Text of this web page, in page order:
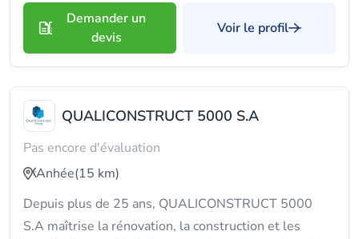
Demander un
devis
Voir le profil
QUALICONSTRUCT 5000 S.A
Pas encore d'évaluation
Anhée(15 km)
Depuis plus de 25 ans, QUALICONSTRUCT 5000
S.A maîtrise la rénovation, la construction et les